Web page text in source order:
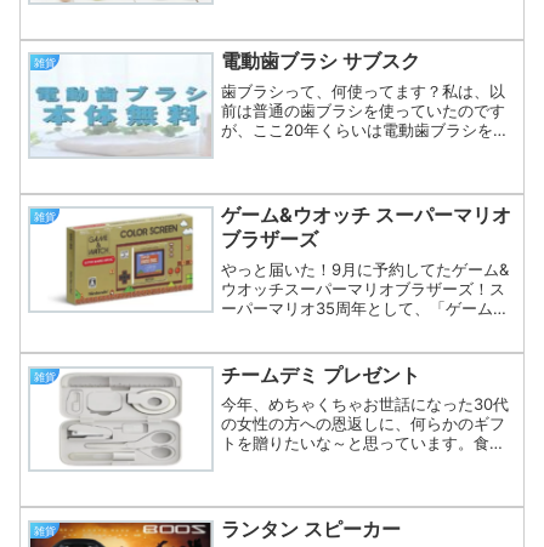
考・・・こんな時は、...
雑貨 電動歯ブラシ サブスク
歯ブラシって、何使ってます？私は、以
前は普通の歯ブラシを使っていたのです
が、ここ20年くらいは電動歯ブラシを使
に入っている研磨剤に...
雑貨
ゲーム&ウオッチ スーパーマリオ
ブラザーズ
やっと届いた！9月に予約してたゲーム&
ウオッチスーパーマリオブラザーズ！ス
ーパーマリオ35周年として、「ゲーム＆
天堂初の携帯型の液晶ゲーム機です以前
は、画面が白黒でした...
雑貨 チームデミ プレゼント
今年、めちゃくちゃお世話になった30代
の女性の方への恩返しに、何らかのギフ
トを贈りたいな～と思っています。食品
ど、あると嬉しい物がい...
雑貨 ランタン スピーカー